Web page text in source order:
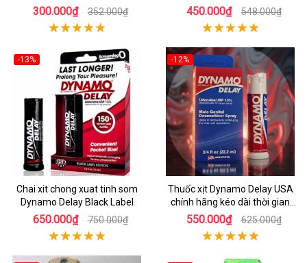
300.000₫ 352.000₫
nhanh
450.000₫ 548.000₫
-13%
Chai xit chong xuat tinh som
Dynamo Delay Black Label
650.000₫ 750.000₫
-12%
Thuốc xịt Dynamo Delay USA
chính hãng kéo dài thời gian
quan hệ
550.000₫ 625.000₫